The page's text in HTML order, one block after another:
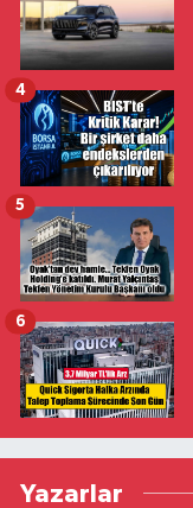
4
5
6
Yazarlar